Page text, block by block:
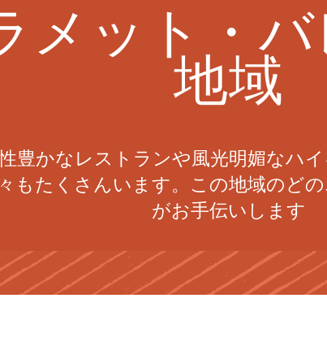
メット・
地域
豊かなレストランや風光明媚なハ
もたくさんいます。この地域のど
がお手伝いします